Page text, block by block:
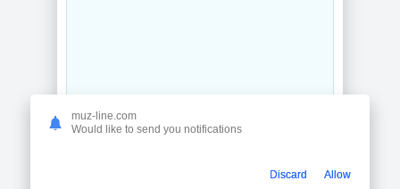
muz-line.com
Would like to send you notifications
Discard Allow